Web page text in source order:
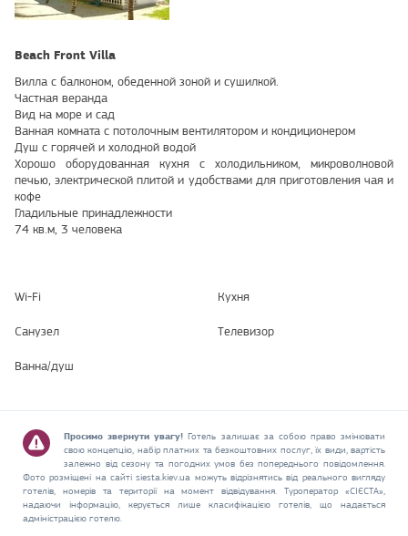
Beach Front Villa
Вилла с балконом, обеденной зоной и сушилкой.
Частная веранда
Вид на море и сад
Ванная комната с потолочным вентилятором и кондиционером
Душ с горячей и холодной водой
Хорошо оборудованная кухня с холодильником, микроволновой
печью, электрической плитой и удобствами для приготовления чая и
кофе
Гладильные принадлежности
74 кв.м, 3 человека
Wi-Fi Кухня
Санузел Телевизор
Ванна/душ
Просимо звернути увагу! Готель залишає за собою право змінювати
свою концепцію, набір платних та безкоштовних послуг, їх види, вартість
залежно від сезону та погодних умов без попереднього повідомлення.
Фото розміщені на сайті siesta.kiev.ua можуть відрізнятись від реального вигляду
готелів, номерів та території на момент відвідування. Туроператор «СІЄСТА»,
надаючи інформацію, керується лише класифікацією готелів, що надається
адміністрацією готелю.